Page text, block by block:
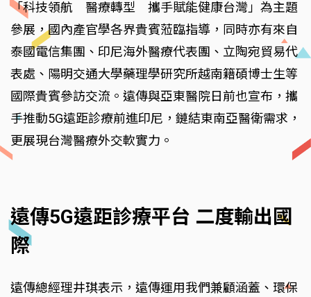
「科技領航 醫療轉型 攜手賦能健康台灣」為主題
參展，國內產官學各界貴賓蒞臨指導，同時亦有來自
泰國電信集團、印尼海外醫療代表團、立陶宛貿易代
表處、陽明交通大學藥理學研究所越南籍碩博士生等
國際貴賓參訪交流。遠傳與亞東醫院日前也宣布，攜
手推動5G遠距診療前進印尼，鏈結東南亞醫衛需求，
更展現台灣醫療外交軟實力。
遠傳5G遠距診療平台 二度輸出國
際
遠傳總經理井琪表示，遠傳運用我們兼顧涵蓋、環保